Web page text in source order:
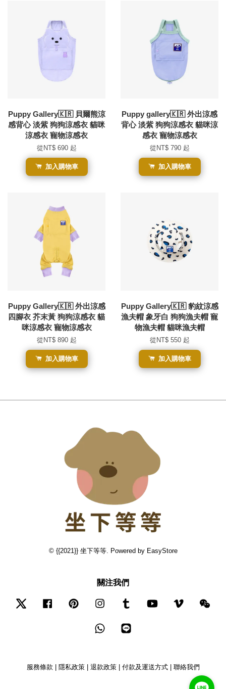
Puppy Gallery🇰🇷 貝爾熊涼
感背心 淡紫 狗狗涼感衣 貓咪
涼感衣 寵物涼感衣
從 NT$ 690 起
加入購物車
Puppy gallery🇰🇷 外出涼感
背心 淡紫 狗狗涼感衣 貓咪涼
感衣 寵物涼感衣
從 NT$ 790 起
加入購物車
Puppy Gallery🇰🇷 外出涼感
四腳衣 芥末黃 狗狗涼感衣 貓
咪涼感衣 寵物涼感衣
從 NT$ 890 起
加入購物車
Puppy Gallery🇰🇷 豹紋涼感
漁夫帽 象牙白 狗狗漁夫帽 寵
物漁夫帽 貓咪漁夫帽
從 NT$ 550 起
加入購物車
© {{2021}} 坐下等等. Powered by EasyStore
關注我們
Twitter Facebook Pinterest Instagram Tumblr YouTube Vimeo
Whatsapp
服務條款 隱私政策| 退款政策| 付款及運送方式| 聯絡我們